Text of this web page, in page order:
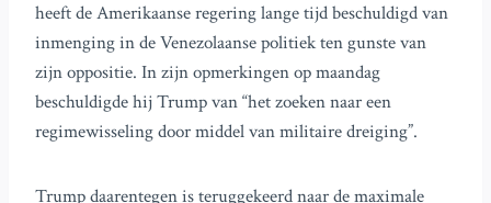
heeft de Amerikaanse regering lange tijd beschuldigd van
inmenging in de Venezolaanse politiek ten gunste van
zijn oppositie. In zijn opmerkingen op maandag
beschuldigde hij Trump van “het zoeken naar een
regimewisseling door middel van militaire dreiging”.
Trump daarentegen is teruggekeerd naar de maximale